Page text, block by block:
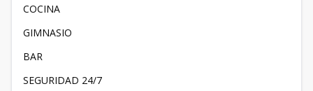
COCINA
GIMNASIO
BAR
SEGURIDAD 24/7